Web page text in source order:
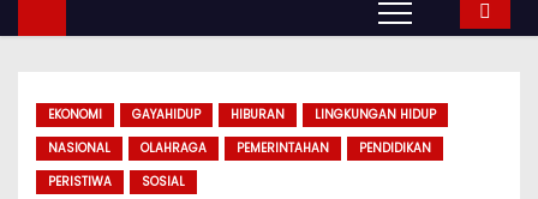
n
EKONOMI GAYAHIDUP HIBURAN
LINGKUNGAN HIDUP
NASIONAL
OLAHRAGA PEMERINTAHAN
PENDIDIKAN
PERISTIWA
SOSIAL